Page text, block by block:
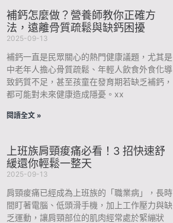
補鈣怎麼做？營養師教你正確方
法，遠離骨質疏鬆與缺鈣困擾
2025-09-13
補鈣一直是民眾關心的熱門健康議題，尤其是
中老年人擔心骨質疏鬆、年輕人飲食外食化導
致鈣質不足，甚至孩童在發育期若缺乏補鈣，
都可能對未來健康造成隱憂。xx
閱讀全文 »
上班族肩頸痠痛必看！3 招快速舒
緩還你輕鬆一整天
2025-09-13
肩頸痠痛已經成為上班族的「職業病」，長時
間盯著電腦、低頭滑手機，加上工作壓力與缺
乏運動，讓肩頸部位的肌肉經常處於緊繃狀